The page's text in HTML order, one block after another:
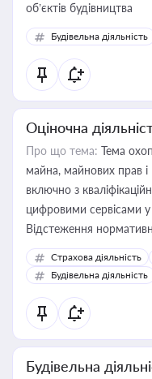
об’єктів будівництва
Будівельна діяльність
Оціночна
Про що тема: Тема
майна, майнових прав і
включно з
цифровими сервісами у
Відстеження
корисне для власника
бухгалтера під час
державного майна,
статусу суб'єктів
Страхова діяльність
Будівельна діяльність
Будівельна